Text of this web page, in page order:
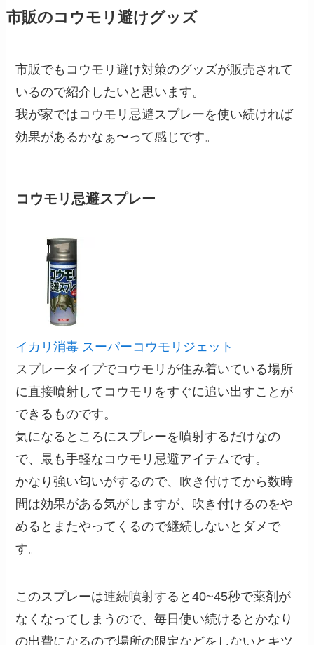
市販のコウモリ避けグッズ
市販でもコウモリ避け対策のグッズが販売されて
いるので紹介したいと思います。
我が家ではコウモリ忌避スプレーを使い続ければ
効果があるかなぁ〜って感じです。
コウモリ忌避スプレー
イカリ消毒 スーパーコウモリジェット
スプレータイプでコウモリが住み着いている場所
に直接噴射してコウモリをすぐに追い出すことが
できるものです。
気になるところにスプレーを噴射するだけなの
で、最も手軽なコウモリ忌避アイテムです。
かなり強い匂いがするので、吹き付けてから数時
間は効果がある気がしますが、吹き付けるのをや
めるとまたやってくるので継続しないとダメで
す。
このスプレーは連続噴射すると40~45秒で薬剤が
なくなってしまうので、毎日使い続けるとかなり
の出費になるので場所の限定などをしないとキツ